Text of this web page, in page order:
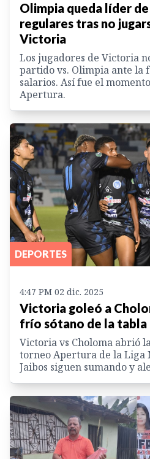
Olimpia queda líder
regulares tras no
Victoria
Los jugadores de Victoria
partido vs. Olimpia ante la
salarios. Así fue el
Apertura.
DEPORTES
4:47 PM 02 dic. 2025
Victoria goleó a
frío sótano de la
Victoria vs Choloma abrió
torneo Apertura de la Liga
Jaibos siguen sumando y